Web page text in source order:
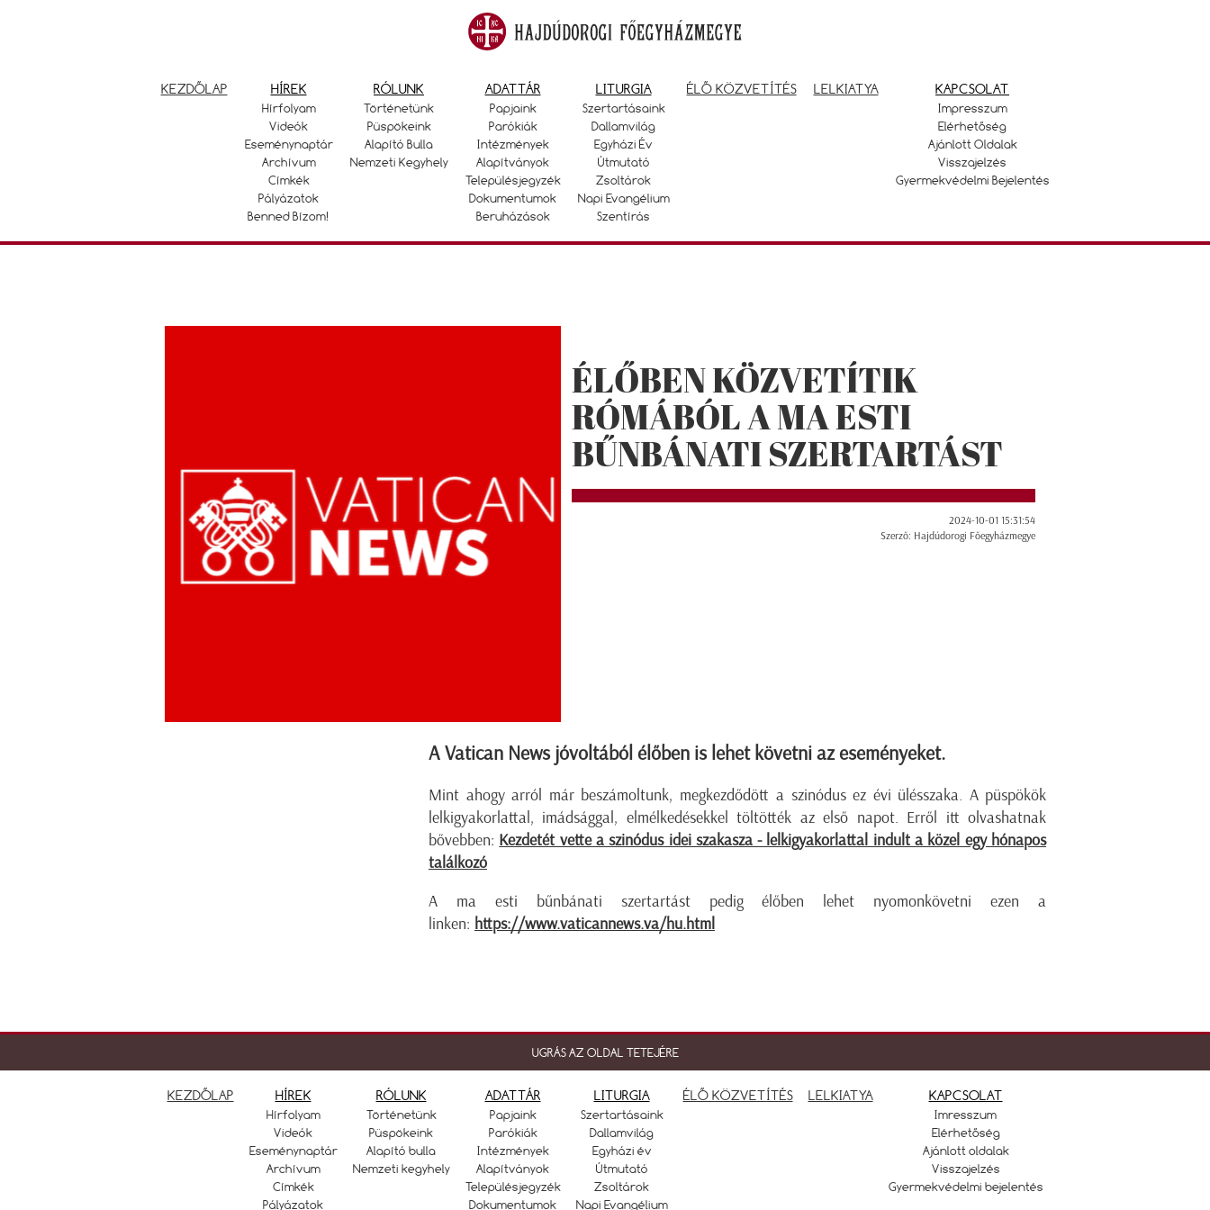
KEZDŐLAP HÍREK
Hírfolyam
Videók
Eseménynaptár
Archívum
Címkék
Pályázatok
Benned Bízom!
RÓLUNK
Történetünk
Püspökeink
Alapító Bulla
Nemzeti Kegyhely
ADATTÁR
Papjaink
Parókiák
Intézmények
Alapítványok
Településjegyzék
Dokumentumok
Beruházások
LITURGIA
Szertartásaink
Dallamvilág
Egyházi Év
Útmutató
Zsoltárok
Napi Evangélium
Szentírás
ÉLŐ KÖZVETÍTÉS LELKIATYA KAPCSOLAT
Impresszum
Elérhetőség
Ajánlott Oldalak
Visszajelzés
Gyermekvédelmi Bejelentés
ÉLŐBEN KÖZVETÍTIK
RÓMÁBÓL A MA ESTI
BŰNBÁNATI SZERTARTÁST
2024-10-01 15:31:54
Szerző: Hajdúdorogi Főegyházmegye
A Vatican News jóvoltából élőben is lehet követni az eseményeket.
Mint ahogy arról már beszámoltunk, megkezdődött a szinódus ez évi ülésszaka. A püspökök
lelkigyakorlattal, imádsággal, elmélkedésekkel töltötték az első napot. Erről itt olvashatnak
bővebben: Kezdetét vette a szinódus idei szakasza - lelkigyakorlattal indult a közel egy hónapos
találkozó
A ma esti bűnbánati szertartást pedig élőben lehet nyomonkövetni ezen a
linken: https://www.vaticannews.va/hu.html
UGRÁS AZ OLDAL TETEJÉRE
KEZDŐLAP HÍREK
Hírfolyam
Videók
Eseménynaptár
Archívum
Címkék
Pályázatok
RÓLUNK
Történetünk
Püspökeink
Alapító bulla
Nemzeti kegyhely
ADATTÁR
Papjaink
Parókiák
Intézmények
Alapítványok
Településjegyzék
Dokumentumok
LITURGIA
Szertartásaink
Dallamvilág
Egyházi év
Útmutató
Zsoltárok
Napi Evangélium
ÉLŐ KÖZVETÍTÉS LELKIATYA KAPCSOLAT
Imresszum
Elérhetőség
Ajánlott oldalak
Visszajelzés
Gyermekvédelmi bejelentés